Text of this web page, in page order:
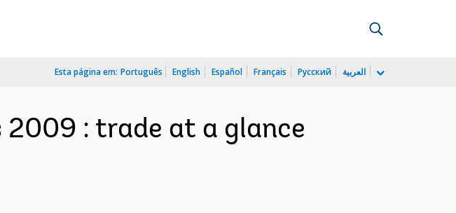
Esta página em: Português English Español Français Русский العربية
: trade at a glance